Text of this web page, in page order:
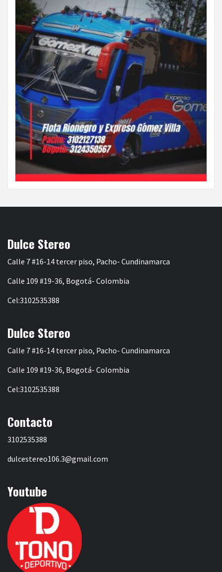
Dulce Stereo
Calle 7 #16-14 tercer piso, Pacho- Cundinamarca
Calle 109 #19-36, Bogotá- Colombia
Cel:3102535388
Dulce Stereo
Calle 7 #16-14 tercer piso, Pacho- Cundinamarca
Calle 109 #19-36, Bogotá- Colombia
Cel:3102535388
Contacto
3102535388
dulcestereo106.3@gmail.com
Youtube